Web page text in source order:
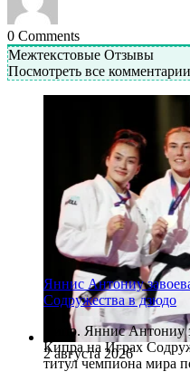
0 Comments
Межтекстовые Отзывы
Посмотреть все комментарии
2 августа 2026
Яннис Антониу
Содружества в дзюдо
Кипр. Яннис Антониу
Кипра на Играх
титул чемпиона мира